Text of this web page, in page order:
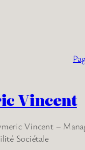
Vincent
Vincent –
Sociétale